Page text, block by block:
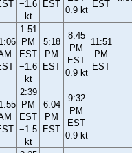
−1.6
kt
EST
0.9 kt
EST
1:51
PM
EST
−1.6
kt
5:18
PM
EST
8:45
PM
EST
0.9 kt
11:51
PM
EST
2:39
PM
EST
−1.5
kt
6:04
PM
EST
9:32
PM
EST
0.9 kt